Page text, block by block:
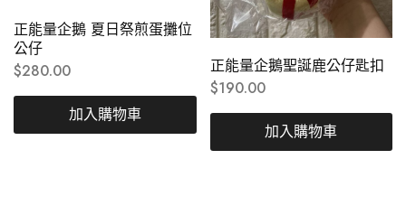
正能量企鵝 夏日祭煎蛋攤位
公仔
$280.00
加入購物車
正能量企鵝聖誕鹿公仔匙扣
$190.00
加入購物車